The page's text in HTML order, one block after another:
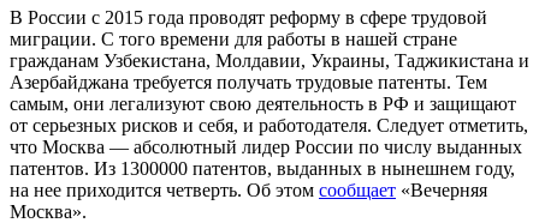
В России с 2015 года проводят реформу в сфере трудовой
миграции. С того времени для работы в нашей стране
гражданам Узбекистана, Молдавии, Украины, Таджикистана и
Азербайджана требуется получать трудовые патенты. Тем
самым, они легализуют свою деятельность в РФ и защищают
от серьезных рисков и себя, и работодателя. Следует отметить,
что Москва — абсолютный лидер России по числу выданных
патентов. Из 1300000 патентов, выданных в нынешнем году,
на нее приходится четверть. Об этом сообщает «Вечерняя
Москва».